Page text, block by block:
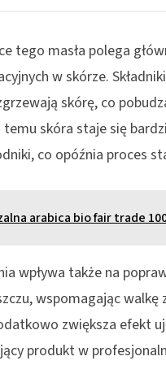
tego masła polega
w skórze.
skórę, co
temu skóra staje się
co opóźnia proces
arabica bio fair trade
wpływa także na
wspomagając
zwiększa efekt
produkt w